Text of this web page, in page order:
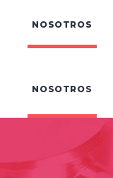
NOSOTROS
NOSOTROS